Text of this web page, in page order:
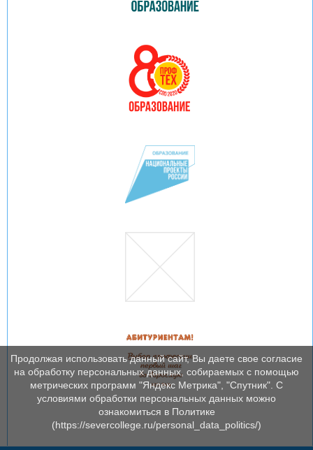
Продолжая использовать данный сайт, Вы даете свое согласие
на обработку персональных данных, собираемых с помощью
метрических программ "Яндекс Метрика", "Спутник". С
условиями обработки персональных данных можно
ознакомиться в Политике
(https://severcollege.ru/personal_data_politics/)